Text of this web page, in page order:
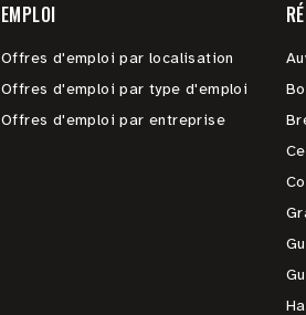
EMPLOI
Offres d'emploi par localisation
Offres d'emploi par type d'emploi
Offres d'emploi par entreprise